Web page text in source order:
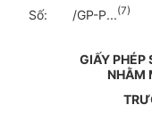
Số: /GP-P...(7)
GIẤY PHÉP
NHẰM